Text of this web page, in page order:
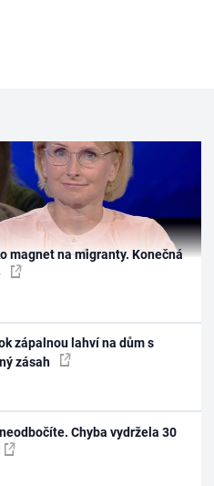
magnet na migranty. Konečná
zápalnou lahví na dům s
zásah
Chyba vydržela 30